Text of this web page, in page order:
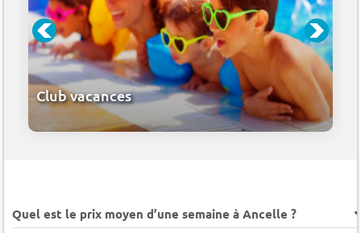
Club vacances
Quel est le prix moyen d’une semaine à Ancelle ?